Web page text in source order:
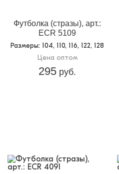
Футболка (стразы), арт.:
ECR 5109
Размеры: 104, 110, 116, 122, 128
Цена оптом
295 руб.